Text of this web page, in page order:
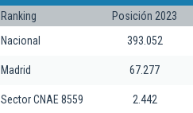
Ranking Posición 2023
Nacional
393.052
Madrid 67.277
Sector CNAE 8559 2.442